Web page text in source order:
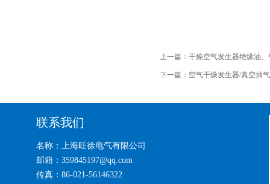
上一篇： 干燥空气发生器绝缘油
下一篇： 空气干燥发生器/真空抽
联系我们
名称：上海旺徐电气有限公司
邮箱：359845197@qq.com
传真：86-021-56146322